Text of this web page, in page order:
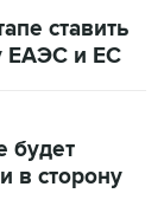
ставить
ЕАЭС и ЕС
будет
в сторону